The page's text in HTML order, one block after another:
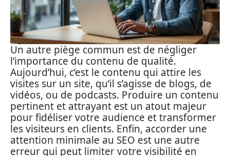
Un autre piège commun est de négliger
l’importance du contenu de qualité.
Aujourd’hui, c’est le contenu qui attire les
visites sur un site, qu’il s’agisse de blogs, de
vidéos, ou de podcasts. Produire un contenu
pertinent et attrayant est un atout majeur
pour fidéliser votre audience et transformer
les visiteurs en clients. Enfin, accorder une
attention minimale au SEO est une autre
erreur qui peut limiter votre visibilité en